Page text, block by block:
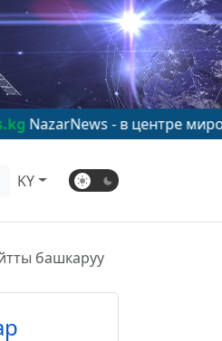
- в центре мирового
KY
башкаруу